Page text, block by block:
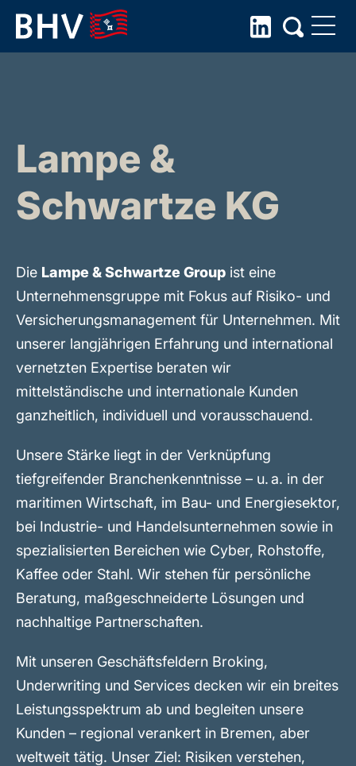
Skip
Lampe &
Schwartze KG
Die Lampe & Schwartze Group ist eine
Unternehmensgruppe mit Fokus auf Risiko- und
Versicherungsmanagement für Unternehmen. Mit
unserer langjährigen Erfahrung und international
vernetzten Expertise beraten wir
mittelständische und internationale Kunden
ganzheitlich, individuell und vorausschauend.
Unsere Stärke liegt in der Verknüpfung
tiefgreifender Branchenkenntnisse – u. a. in der
maritimen Wirtschaft, im Bau- und Energiesektor,
bei Industrie- und Handelsunternehmen sowie in
spezialisierten Bereichen wie Cyber, Rohstoffe,
Kaffee oder Stahl. Wir stehen für persönliche
Beratung, maßgeschneiderte Lösungen und
nachhaltige Partnerschaften.
Mit unseren Geschäftsfeldern Broking,
Underwriting und Services decken wir ein breites
Leistungsspektrum ab und begleiten unsere
Kunden – regional verankert in Bremen, aber
weltweit tätig. Unser Ziel: Risiken verstehen,